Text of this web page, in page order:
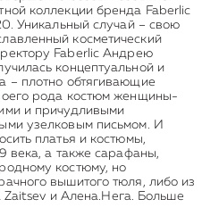
коллекции бренда Faberlic
Уникальный случай – свою
косметический
Faberlic Андрею
концептуальной и
– плотно обтягивающие
рода костюм женщины-
и причудливыми
узелковым письмом. И
платья и костюмы,
века, а также сарафаны,
костюму, но
вышитого тюля, либо из
Zaitsev и Алена.Нега. Больше